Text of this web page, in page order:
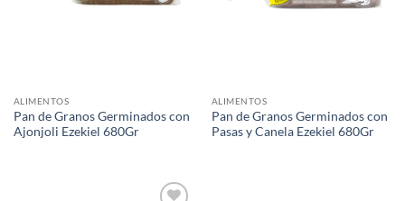
ALIMENTOS
Pan de Granos Germinados con
Ajonjoli Ezekiel 680Gr
ALIMENTOS
Pan de Granos Germinados con
Pasas y Canela Ezekiel 680Gr